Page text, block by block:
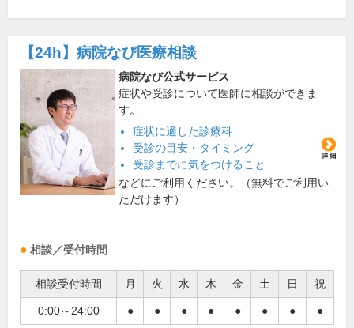
【24h】 病院なび医療相談
病院なび公式サービス
症状や受診について医師に相談ができま
す。
症状に適した診療科
受診の目安・タイミング
受診までに気をつけること
などにご利用ください。（無料でご利用い
ただけます）
相談／受付時間
相談受付時間 月 火 水 木 金 土 日 祝
0:00～24:00 ● ● ● ● ● ● ● ●